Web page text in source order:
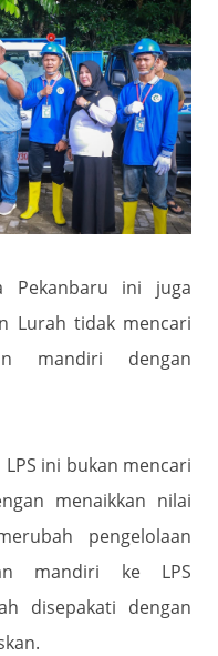
ini juga
Lurah tidak mencari
mandiri dengan
ini bukan mencari
menaikkan nilai
pengelolaan
mandiri ke LPS
disepakati dengan